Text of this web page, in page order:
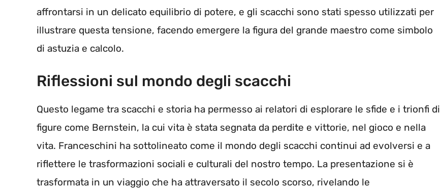
affrontarsi in un delicato equilibrio di potere, e gli scacchi sono stati spesso utilizzati per
illustrare questa tensione, facendo emergere la figura del grande maestro come simbolo
di astuzia e calcolo.
Riflessioni sul mondo degli scacchi
Questo legame tra scacchi e storia ha permesso ai relatori di esplorare le sfide e i trionfi di
figure come Bernstein, la cui vita è stata segnata da perdite e vittorie, nel gioco e nella
vita. Franceschini ha sottolineato come il mondo degli scacchi continui ad evolversi e a
riflettere le trasformazioni sociali e culturali del nostro tempo. La presentazione si è
trasformata in un viaggio che ha attraversato il secolo scorso, rivelando le